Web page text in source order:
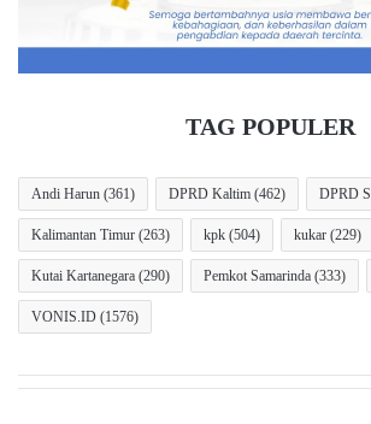
TAG POPULER
Andi Harun (361) DPRD Kaltim (462) DPRD
Kalimantan Timur (263) kpk (504) kukar (229)
Kutai Kartanegara (290) Pemkot Samarinda (333)
VONIS.ID (1576)